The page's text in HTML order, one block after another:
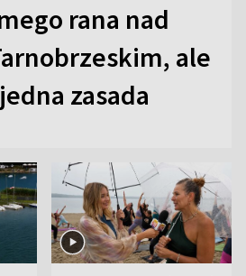
rana nad
ale
zasada